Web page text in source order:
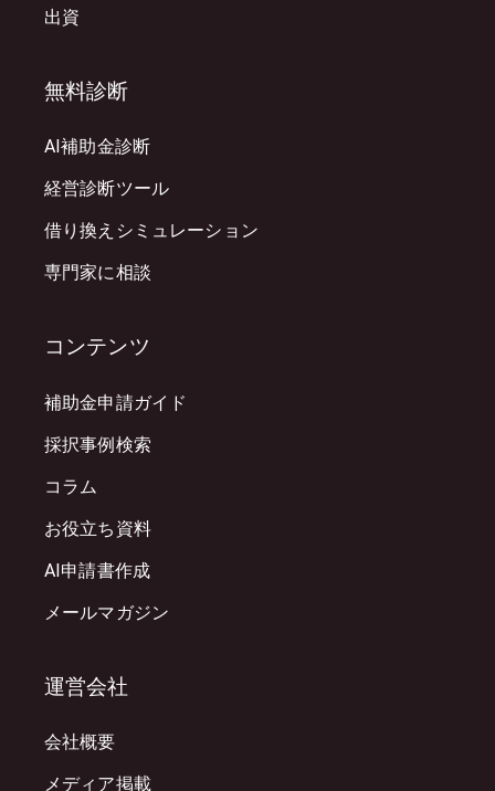
出資
無料診断
AI補助金診断
経営診断ツール
借り換えシミュレーション
専門家に相談
コンテンツ
補助金申請ガイド
採択事例検索
コラム
お役立ち資料
AI申請書作成
メールマガジン
運営会社
会社概要
メディア掲載